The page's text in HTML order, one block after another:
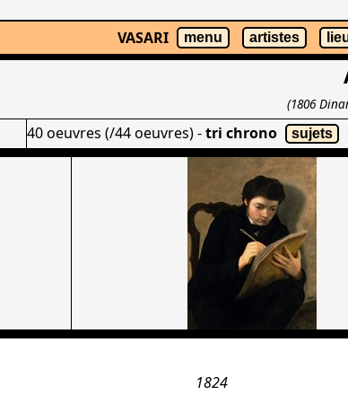
VASARI
menu artistes
(1806
40 oeuvres (/44 oeuvres)-tri chrono sujets
1824